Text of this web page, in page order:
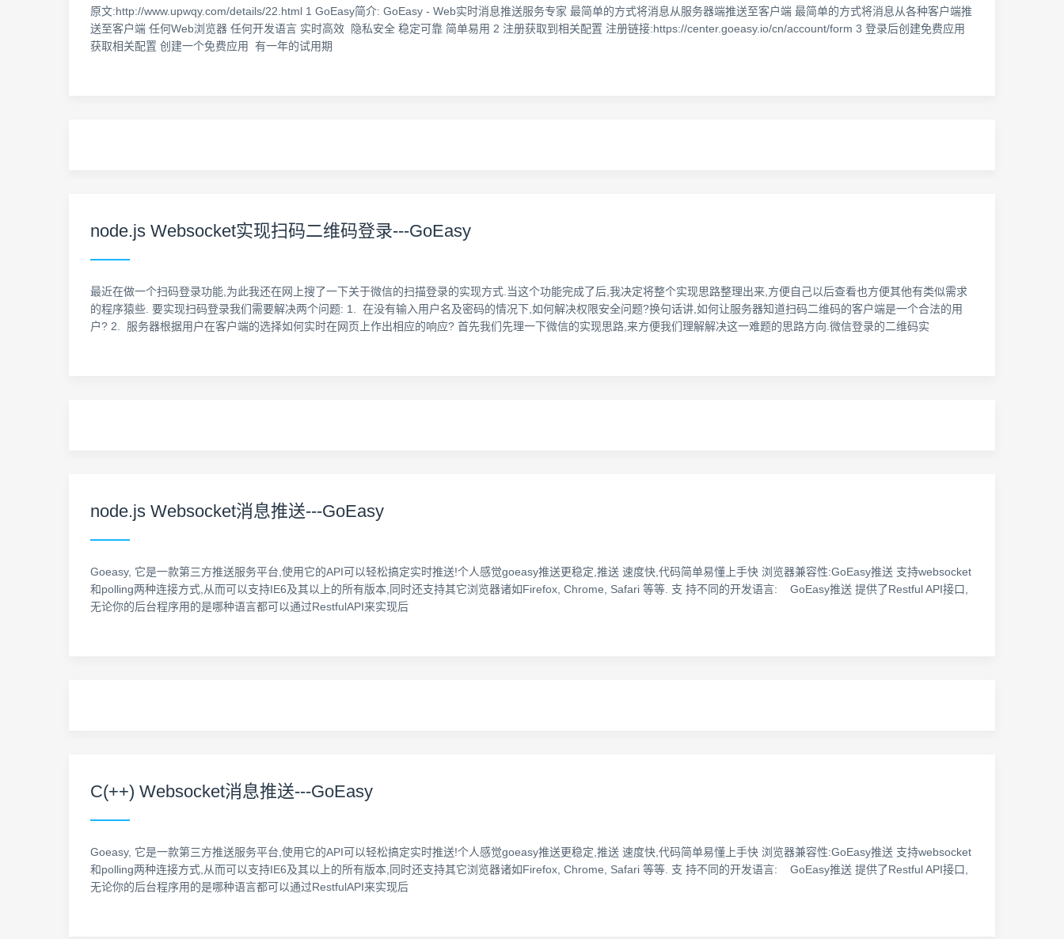
原文:http://www.upwqy.com/details/22.html 1 GoEasy简介: GoEasy - Web实时消息推送服务专家 最简单的方式将消息从服务器端推送至客户端 最简单的方式将消息从各种客户端推
送至客户端 任何Web浏览器 任何开发语言 实时高效 隐私安全 稳定可靠 简单易用 2 注册获取到相关配置 注册链接:https://center.goeasy.io/cn/account/form 3 登录后创建免费应用
获取相关配置 创建一个免费应用 有一年的试用期
node.js Websocket实现扫码二维码登录---GoEasy
最近在做一个扫码登录功能,为此我还在网上搜了一下关于微信的扫描登录的实现方式.当这个功能完成了后,我决定将整个实现思路整理出来,方便自己以后查看也方便其他有类似需求
的程序猿些. 要实现扫码登录我们需要解决两个问题: 1. 在没有输入用户名及密码的情况下,如何解决权限安全问题?换句话讲,如何让服务器知道扫码二维码的客户端是一个合法的用
户? 2. 服务器根据用户在客户端的选择如何实时在网页上作出相应的响应? 首先我们先理一下微信的实现思路,来方便我们理解解决这一难题的思路方向.微信登录的二维码实
node.js Websocket消息推送---GoEasy
Goeasy, 它是一款第三方推送服务平台,使用它的API可以轻松搞定实时推送!个人感觉goeasy推送更稳定,推送 速度快,代码简单易懂上手快 浏览器兼容性:GoEasy推送 支持websocket
和polling两种连接方式,从而可以支持IE6及其以上的所有版本,同时还支持其它浏览器诸如Firefox, Chrome, Safari 等等. 支 持不同的开发语言: GoEasy推送 提供了Restful API接口,
无论你的后台程序用的是哪种语言都可以通过RestfulAPI来实现后
C(++) Websocket消息推送---GoEasy
Goeasy, 它是一款第三方推送服务平台,使用它的API可以轻松搞定实时推送!个人感觉goeasy推送更稳定,推送 速度快,代码简单易懂上手快 浏览器兼容性:GoEasy推送 支持websocket
和polling两种连接方式,从而可以支持IE6及其以上的所有版本,同时还支持其它浏览器诸如Firefox, Chrome, Safari 等等. 支 持不同的开发语言: GoEasy推送 提供了Restful API接口,
无论你的后台程序用的是哪种语言都可以通过RestfulAPI来实现后